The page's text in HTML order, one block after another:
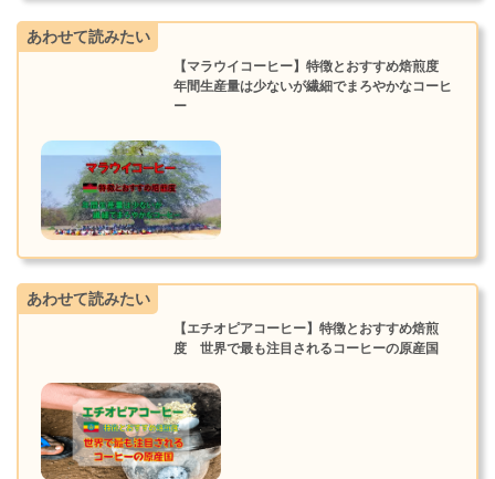
あわせて読みたい
【マラウイコーヒー】特徴とおすすめ焙煎度
年間生産量は少ないが繊細でまろやかなコーヒ
ー
あわせて読みたい
【エチオピアコーヒー】特徴とおすすめ焙煎
度 世界で最も注目されるコーヒーの原産国